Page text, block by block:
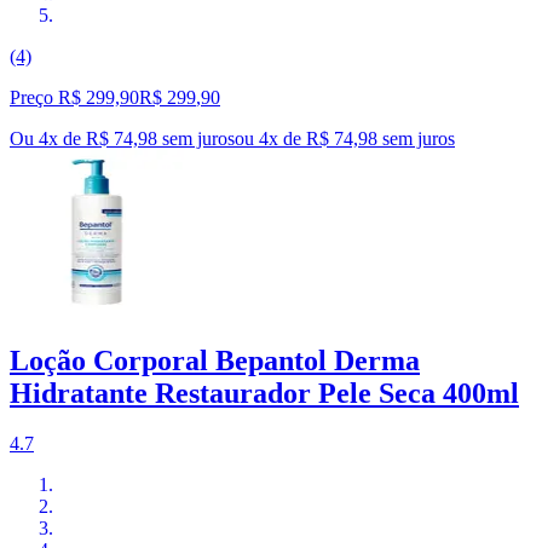
(4)
Preço R$ 299,90R$ 299,90
Ou 4x de R$ 74,98 sem jurosou 4x de R$ 74,98 sem juros
Loção Corporal Bepantol Derma
Hidratante Restaurador Pele Seca 400ml
4.7